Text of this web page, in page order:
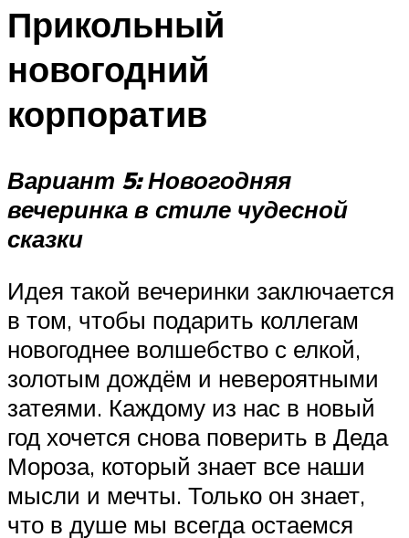
Прикольный
новогодний
корпоратив
Вариант 5: Новогодняя
вечеринка в стиле чудесной
сказки
Идея такой вечеринки заключается
в том, чтобы подарить коллегам
новогоднее волшебство с елкой,
золотым дождём и невероятными
затеями. Каждому из нас в новый
год хочется снова поверить в Деда
Мороза, который знает все наши
мысли и мечты. Только он знает,
что в душе мы всегда остаемся